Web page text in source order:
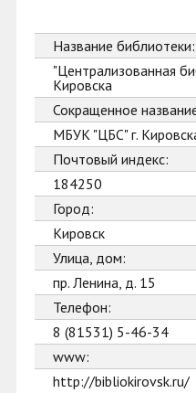
Название библиотеки:
"Централизованная
Кировска
Сокращенное
МБУК "ЦБС" г.
Почтовый индекс:
184250
Город:
Кировск
Улица, дом:
пр. Ленина, д. 15
Телефон:
8 (81531) 5-46-34
www:
http://bibliokirovsk.ru/